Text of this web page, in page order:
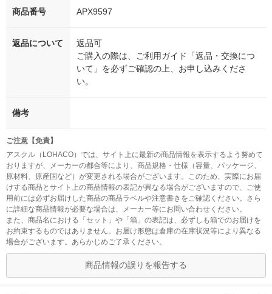
商品番号 APX9597
返品について
返品可
ご購入の際は、ご利用ガイド「返品・交換につ
いて」を必ずご確認の上、お申し込みくださ
い。
備考
ご注意【免責】
アスクル（LOHACO）では、サイト上に最新の商品情報を表示するよう努めて
おりますが、メーカーの都合等により、商品規格・仕様（容量、パッケージ、
原材料、原産国など）が変更される場合がございます。このため、実際にお届
けする商品とサイト上の商品情報の表記が異なる場合がございますので、ご使
用前には必ずお届けした商品の商品ラベルや注意書きをご確認ください。さら
に詳細な商品情報が必要な場合は、メーカー等にお問い合わせください。
また、商品名における「セット」や「箱」の表記は、必ずしも箱でのお届けを
お約束するものではありません。お届け形態は倉庫の在庫状況等により異なる
場合がございます。あらかじめご了承ください。
商品情報の誤りを報告する